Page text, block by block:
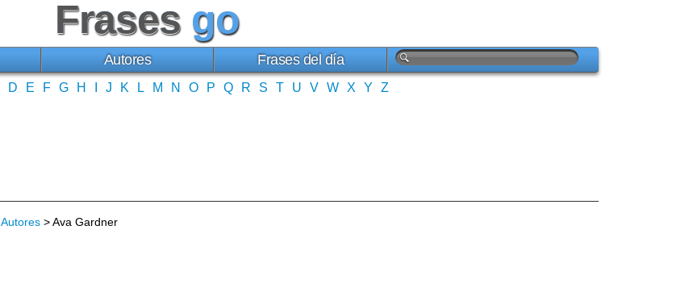
Frases go
Autores Frases del día
D E F G H J K L M N O P Q R S T U V W X Y Z
Autores > Ava Gardner